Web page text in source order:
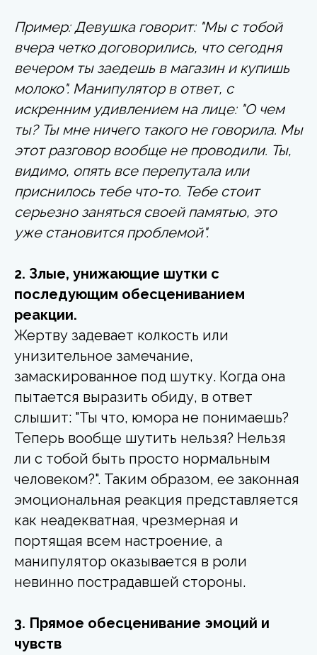
Пример: Девушка говорит: "Мы с тобой
вчера четко договорились, что сегодня
вечером ты заедешь в магазин и купишь
молоко". Манипулятор в ответ, с
искренним удивлением на лице: "О чем
ты? Ты мне ничего такого не говорила. Мы
этот разговор вообще не проводили. Ты,
видимо, опять все перепутала или
приснилось тебе что-то. Тебе стоит
серьезно заняться своей памятью, это
уже становится проблемой".
2. Злые, унижающие шутки с
последующим обесцениванием
реакции.
Жертву задевает колкость или
унизительное замечание,
замаскированное под шутку. Когда она
пытается выразить обиду, в ответ
слышит: "Ты что, юмора не понимаешь?
Теперь вообще шутить нельзя? Нельзя
ли с тобой быть просто нормальным
человеком?". Таким образом, ее законная
эмоциональная реакция представляется
как неадекватная, чрезмерная и
портящая всем настроение, а
манипулятор оказывается в роли
невинно пострадавшей стороны.
3. Прямое обесценивание эмоций и
чувств